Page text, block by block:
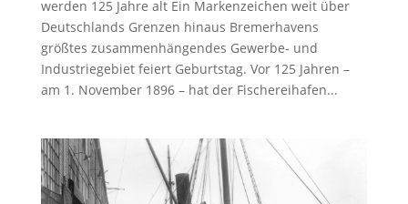
werden 125 Jahre alt Ein Markenzeichen weit über
Deutschlands Grenzen hinaus Bremerhavens
größtes zusammenhängendes Gewerbe- und
Industriegebiet feiert Geburtstag. Vor 125 Jahren –
am 1. November 1896 – hat der Fischereihafen...